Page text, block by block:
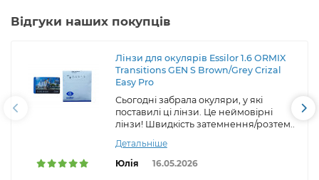
Відгуки наших покупців
Лінзи для окулярів Essilor 1.6 ORMIX
Transitions GEN S Brown/Grey Crizal
Easy Pro
Сьогодні забрала окуляри, у які
поставилі ці лінзи. Це неймовірні
лінзи! Швидкість затемнення/розтем..
Детальніше
Юлія
16.05.2026